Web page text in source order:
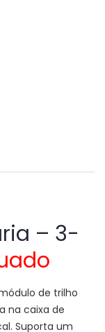
– 3-
de trilho
na caixa de
Suporta um